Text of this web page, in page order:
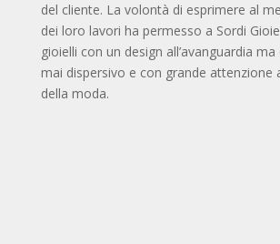
del cliente. La volontà di esprimere al
dei loro lavori ha permesso a Sordi
gioielli con un design all’avanguardia
mai dispersivo e con grande attenzione
della moda.